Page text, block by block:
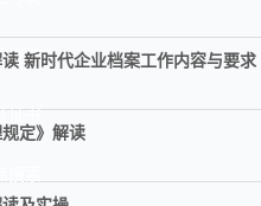
交流
证书
新时代企业档案工作内容与要求
定》解读